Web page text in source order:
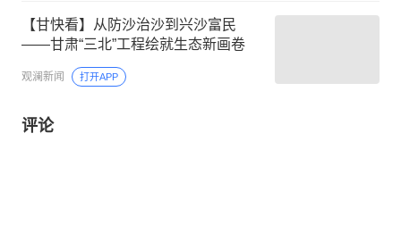
【甘快看】从防沙治沙到兴沙富民
——甘肃“三北”工程绘就生态新画卷
观澜新闻 打开APP
评论